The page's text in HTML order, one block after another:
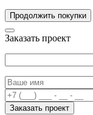
Продолжить покупки
Заказать проект
Заказать проект